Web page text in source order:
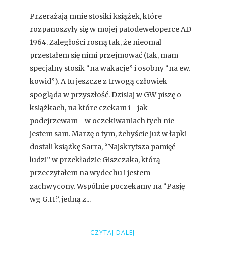
Przerażają mnie stosiki książek, które
rozpanoszyły się w mojej patodeweloperce AD
1964. Zaległości rosną tak, że nieomal
przestałem się nimi przejmować (tak, mam
specjalny stosik “na wakacje” i osobny “na ew.
kowid”). A tu jeszcze z trwogą człowiek
spogląda w przyszłość. Dzisiaj w GW piszę o
książkach, na które czekam i - jak
podejrzewam - w oczekiwaniach tych nie
jestem sam. Marzę o tym, żebyście już w łapki
dostali książkę Sarra, “Najskrytsza pamięć
ludzi” w przekładzie Giszczaka, którą
przeczytałem na wydechu i jestem
zachwycony. Wspólnie poczekamy na “Pasję
wg G.H.”, jedną z...
CZYTAJ DALEJ